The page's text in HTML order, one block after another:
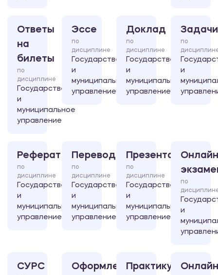
Ответы
на
билеты
по
дисциплине
Государственное
и
муниципальное
управление
Эссе
по
дисциплине
Государственное
и
муниципальное
управление
Доклад
по
дисциплине
Государственное
и
муниципальное
управление
Задачи
по
и
Реферат
по
дисциплине
Государственное
и
муниципальное
управление
Перевод
по
дисциплине
Государственное
и
муниципальное
управление
Презентация
по
дисциплине
Государственное
и
муниципальное
управление
по
и
СУРС
ОформлениеПрактикум